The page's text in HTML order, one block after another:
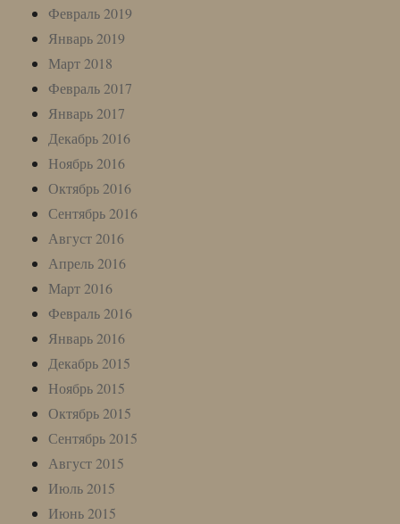
Февраль 2019
Январь 2019
Март 2018
Февраль 2017
Январь 2017
Декабрь 2016
Ноябрь 2016
Октябрь 2016
Сентябрь 2016
Август 2016
Апрель 2016
Март 2016
Февраль 2016
Январь 2016
Декабрь 2015
Ноябрь 2015
Октябрь 2015
Сентябрь 2015
Август 2015
Июль 2015
Июнь 2015